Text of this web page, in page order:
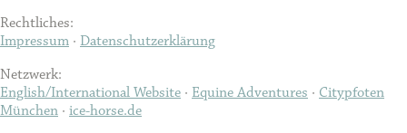
Rechtliches:
Impressum · Datenschutzerklärung
Netzwerk:
English/International Website · Equine Adventures · Citypfoten
München · ice-horse.de